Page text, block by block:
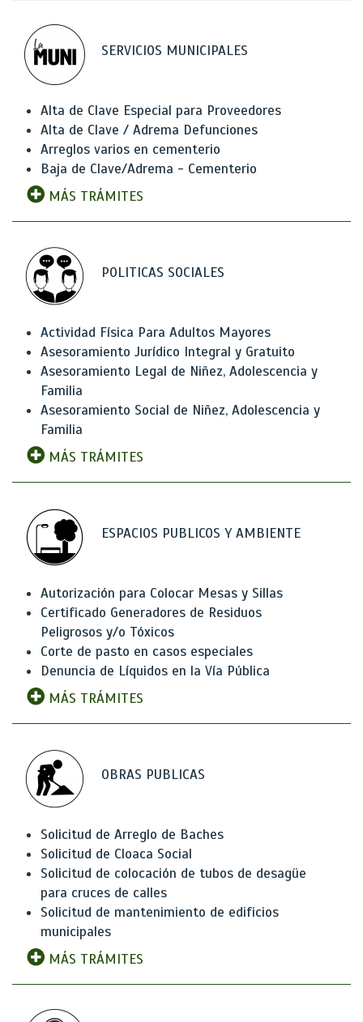
SERVICIOS MUNICIPALES
Alta de Clave Especial para Proveedores
Alta de Clave / Adrema Defunciones
Arreglos varios en cementerio
Baja de Clave/Adrema - Cementerio
MÁS TRÁMITES
POLITICAS SOCIALES
Actividad Física Para Adultos Mayores
Asesoramiento Jurídico Integral y Gratuito
Asesoramiento Legal de Niñez, Adolescencia y
Familia
Asesoramiento Social de Niñez, Adolescencia y
Familia
MÁS TRÁMITES
ESPACIOS PUBLICOS Y AMBIENTE
Autorización para Colocar Mesas y Sillas
Certificado Generadores de Residuos
Peligrosos y/o Tóxicos
Corte de pasto en casos especiales
Denuncia de Líquidos en la Vía Pública
MÁS TRÁMITES
OBRAS PUBLICAS
Solicitud de Arreglo de Baches
Solicitud de Cloaca Social
Solicitud de colocación de tubos de desagüe
para cruces de calles
Solicitud de mantenimiento de edificios
municipales
MÁS TRÁMITES